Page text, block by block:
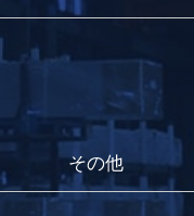
その他